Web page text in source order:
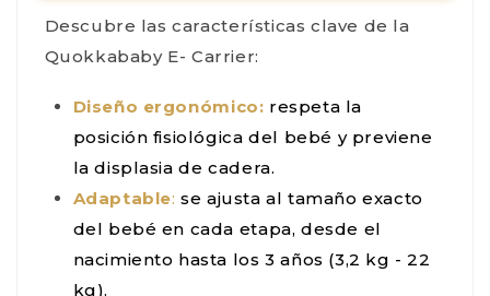
Descubre las características clave de la
Quokkababy E- Carrier:
Diseño ergonómico: respeta la
posición fisiológica del bebé y previene
la displasia de cadera.
Adaptable:se ajusta al tamaño exacto
del bebé en cada etapa, desde el
nacimiento hasta los 3 años (3,2 kg - 22
kg).